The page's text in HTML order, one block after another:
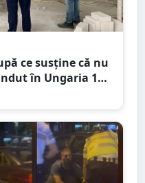
ce susține că nu
în Ungaria 120
7.000 de euro